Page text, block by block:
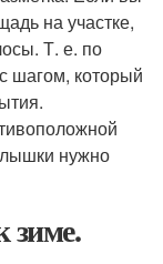
на участке,
Т. е. по
шагом, который
нужно
зиме.